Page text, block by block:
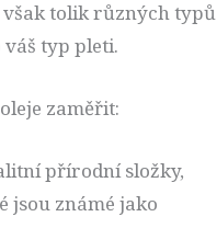
však tolik různých typů
typ pleti.
zaměřit:
přírodní složky,
jsou známé jako